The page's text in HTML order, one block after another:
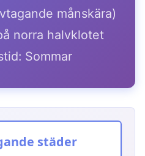
månskära)
norra halvklotet
Sommar
städer